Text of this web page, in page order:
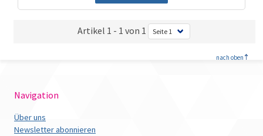
Artikel 1 - 1 von 1
nach oben
Navigation
Über uns
Newsletter abonnieren